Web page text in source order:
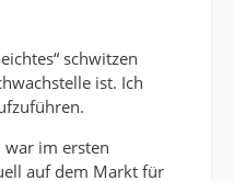
schwitzen
ist. Ich
war im ersten
auf dem Markt für